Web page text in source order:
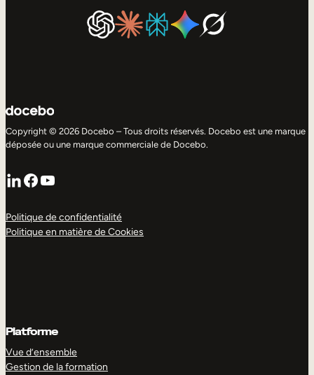
Copyright © 2026 Docebo – Tous droits réservés. Docebo est une marque
déposée ou une marque commerciale de Docebo.
LinkedIn
Facebook
YouTube
Politique de confidentialité
Politique en matière de Cookies
Platforme
Vue d’ensemble
Gestion de la formation